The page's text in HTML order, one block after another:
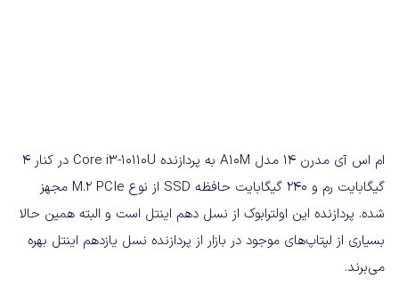
ام اس آی مدرن ۱۴ مدل A10M به پردازنده Core i3-10110U در کنار ۴
گیگابایت رم و ۲۴۰ گیگابایت حافظه SSD از نوع M.2 PCIe مجهز
شده. پردازنده این اولترابوک از نسل دهم اینتل است و البته همین حالا
بسیاری از لپتاپ‌‌های موجود در بازار از پردازنده نسل یازدهم اینتل بهره
می‌برند.